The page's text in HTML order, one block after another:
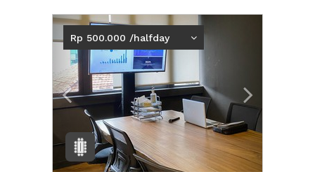
Previous
Rp 500.000 /halfday